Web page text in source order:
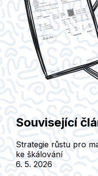
Související
Strategie růstu pro
ke škálování
6. 5. 2026